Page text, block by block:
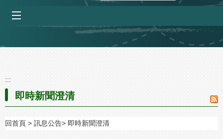
:::
即時新聞澄清
回首頁 訊息公告 即時新聞澄清